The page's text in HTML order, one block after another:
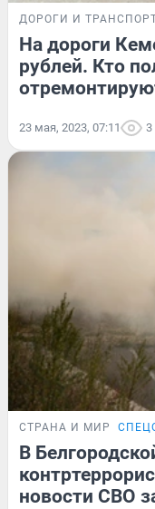
ДОРОГИ И
На дороги
рублей. Кто
23 мая, 2023, 07:11 3
СТРАНА И МИР
В
новости СВО